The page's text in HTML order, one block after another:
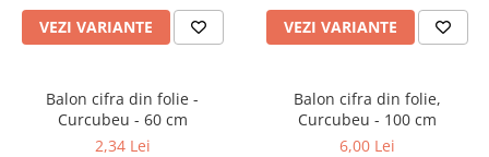
Lavanda
Trandafir
Mix de flori
Lumanari si accesorii tort
Pompoane
Rozete
Paturica Decor
VEZI VARIANTE VEZI VARIANTE
Balon cifra din folie -
Curcubeu - 60 cm
2,34 Lei
Balon cifra din folie,
Curcubeu - 100 cm
6,00 Lei